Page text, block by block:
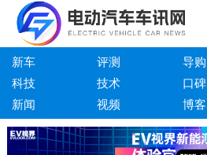
新车 评测 导购
科技
技术 口碑
新闻
视频 博客